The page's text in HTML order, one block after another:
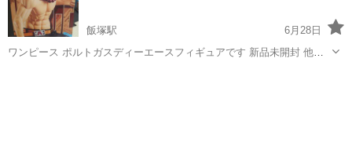
飯塚駅
6月28日
ワンピース ポルトガスディーエースフィギュアです 新品未開封 他サ